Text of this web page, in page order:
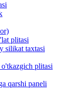
plitasi
silikat taxtasi
plitasi
qarshi paneli